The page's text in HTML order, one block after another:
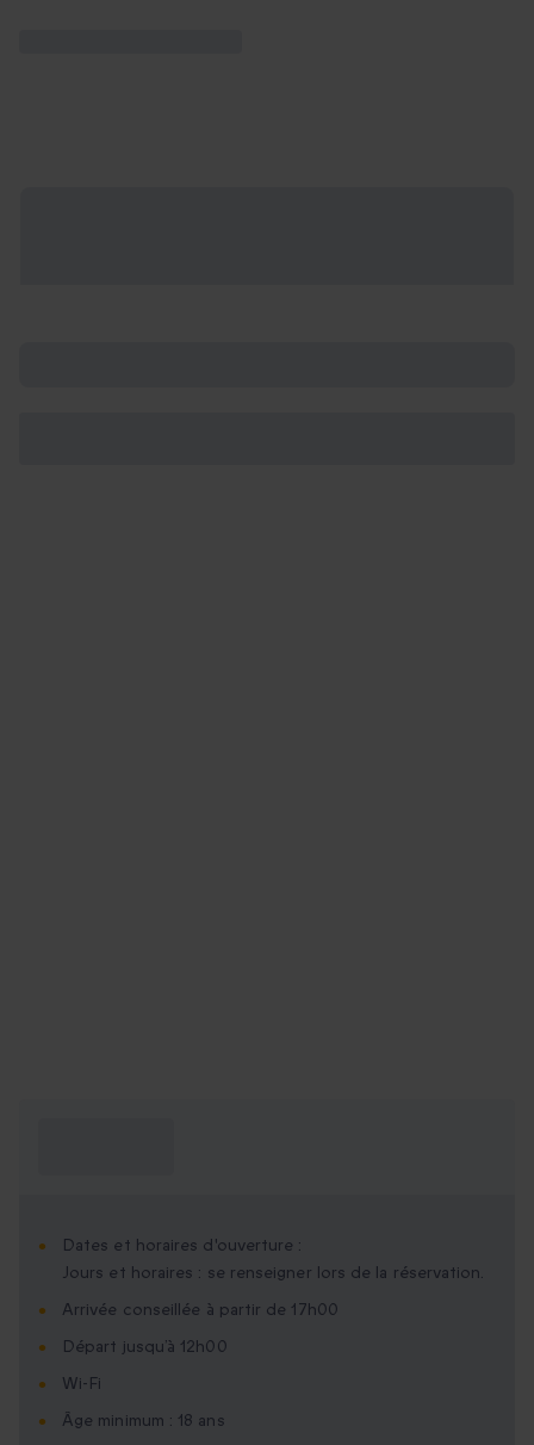
Dates et horaires d'ouverture :
Jours et horaires : se renseigner lors de la réservation.
Arrivée conseillée à partir de 17h00
Départ jusqu’à 12h00
Wi-Fi
Âge minimum : 18 ans